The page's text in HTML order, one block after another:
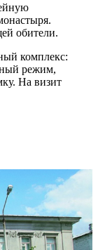
обители.
комплекс:
режим,
На визит